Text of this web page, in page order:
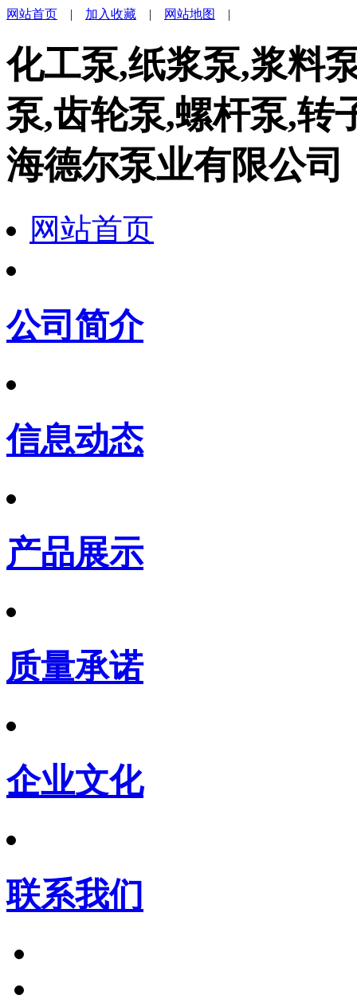
网站首页 | 加入收藏 | 网站地图 |
化工泵,纸浆泵,浆料
泵,齿轮泵,螺杆泵,转
海德尔泵业有限公司
网站首页
公司简介
信息动态
产品展示
质量承诺
企业文化
联系我们